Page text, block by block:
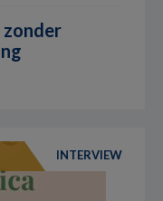
INTERVIEW